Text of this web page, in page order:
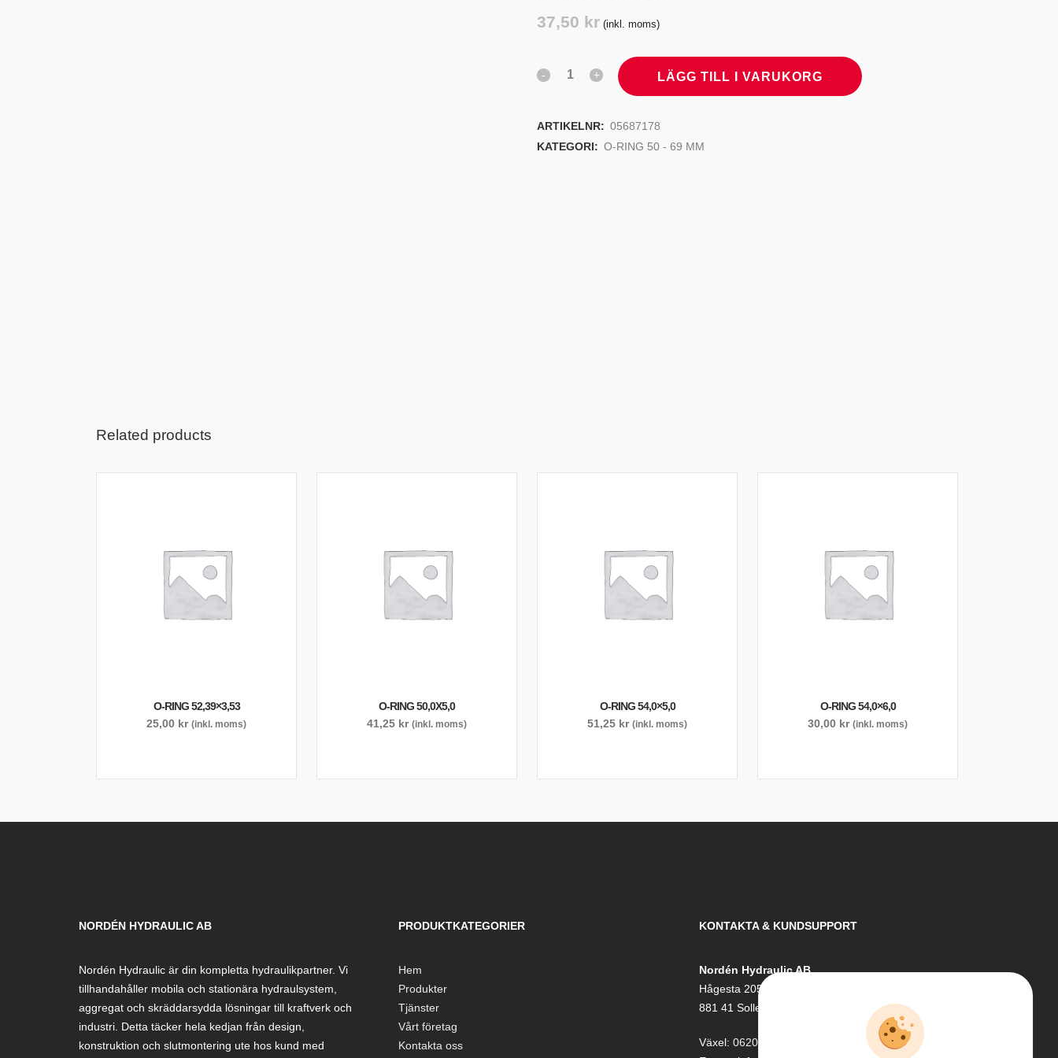
37,50 kr (inkl. moms)
LÄGG TILL I VARUKORG
ARTIKELNR: 05687178
KATEGORI: O-RING 50 - 69 MM
Related products
O-RING 52,39×3,53
25,00 kr (inkl. moms)
O-RING 50,0X5,0
41,25 kr (inkl. moms)
O-RING 54,0×5,0
51,25 kr (inkl. moms)
O-RING 54,0×6,0
30,00 kr (inkl. moms)
NORDÉN HYDRAULIC AB
Nordén Hydraulic är din kompletta hydraulikpartner. Vi
tillhandahåller mobila och stationära hydraulsystem,
aggregat och skräddarsydda lösningar till kraftverk och
industri. Detta täcker hela kedjan från design,
konstruktion och slutmontering ute hos kund med
PRODUKTKATEGORIER
Hem
Produkter
Tjänster
Vårt företag
Kontakta oss
KONTAKTA & KUNDSUPPORT
Nordén Hydraulic AB
Hågesta 205
881 41 Sollefteå
Växel: 0620-161 41